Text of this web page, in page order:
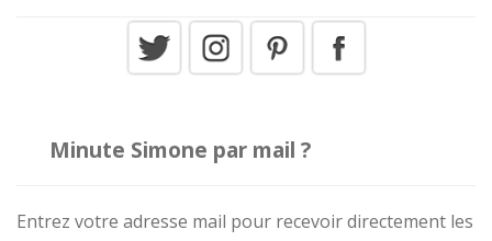
Minute Simone par mail ?
Entrez votre adresse mail pour recevoir directement les